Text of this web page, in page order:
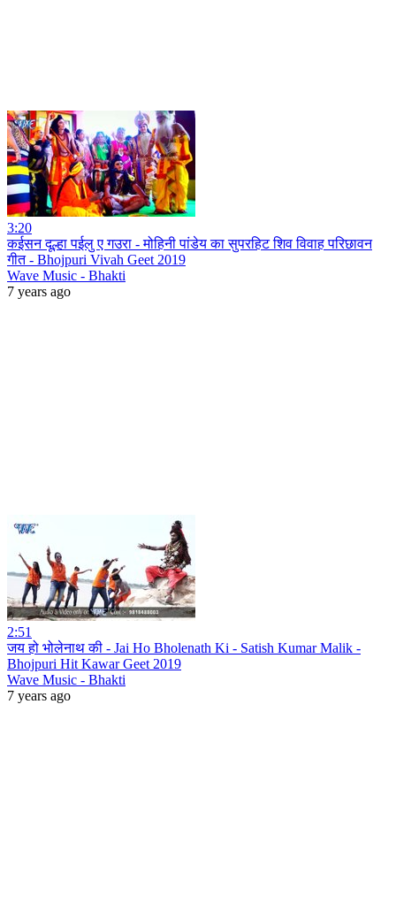
3:20
कईसन दूल्हा पईलु ए गउरा - मोहिनी पांडेय का सुपरहिट शिव विवाह परिछावन
गीत - Bhojpuri Vivah Geet 2019
Wave Music - Bhakti
7 years ago
2:51
जय हो भोलेनाथ की - Jai Ho Bholenath Ki - Satish Kumar Malik -
Bhojpuri Hit Kawar Geet 2019
Wave Music - Bhakti
7 years ago